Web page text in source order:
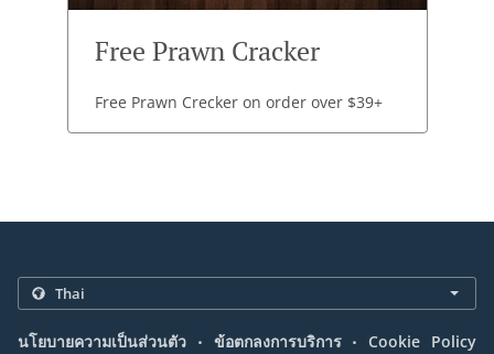
Free Prawn Cracker
Free Prawn Crecker on order over $39+
นโยบายความเป็นส่วนตัว . ข้อตกลงการบริการ . Cookie Policy